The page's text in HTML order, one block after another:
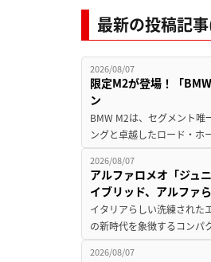
最新の投稿記
2026/08/07
限定M2が登場！「
ン
BMW M2は、セグメント唯
ングと卓越したロード・
2026/08/07
アルファロメオ「ジュ
イブリッド、アルファ
イタリアらしい洗練された
の新時代を象徴するコン
2026/08/07